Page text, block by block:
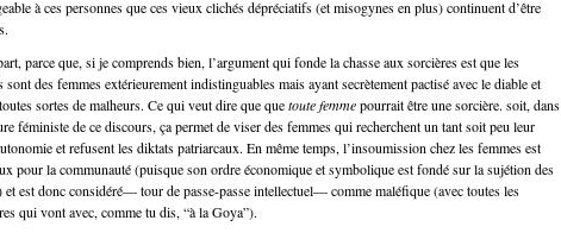
à ces personnes que ces vieux clichés dépréciatifs (et misogynes en plus) continuent d’être
parce que, si je comprends bien, l’argument qui fonde la chasse aux sorcières est que les
sont des femmes extérieurement indistinguables mais ayant secrètement pactisé avec le diable et
sortes de malheurs. Ce qui veut dire que quetoute femmepourrait être une sorcière. soit, dans
féministe de ce discours, ça permet de viser des femmes qui recherchent un tant soit peu leur
et refusent les diktats patriarcaux. En même temps, l’insoumission chez les femmes est
pour la communauté (puisque son ordre économique et symbolique est fondé sur la sujétion des
et est donc considéré— tour de passe-passe intellectuel— comme maléfique (avec toutes les
qui vont avec, comme tu dis, “à la Goya”).